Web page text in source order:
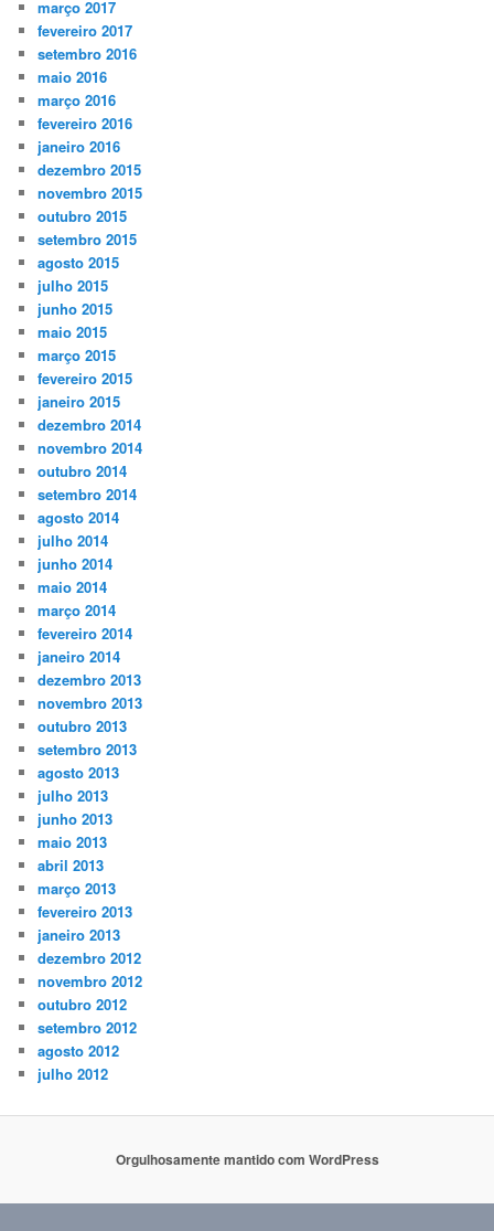
março 2017
fevereiro 2017
setembro 2016
maio 2016
março 2016
fevereiro 2016
janeiro 2016
dezembro 2015
novembro 2015
outubro 2015
setembro 2015
agosto 2015
julho 2015
junho 2015
maio 2015
março 2015
fevereiro 2015
janeiro 2015
dezembro 2014
novembro 2014
outubro 2014
setembro 2014
agosto 2014
julho 2014
junho 2014
maio 2014
março 2014
fevereiro 2014
janeiro 2014
dezembro 2013
novembro 2013
outubro 2013
setembro 2013
agosto 2013
julho 2013
junho 2013
maio 2013
abril 2013
março 2013
fevereiro 2013
janeiro 2013
dezembro 2012
novembro 2012
outubro 2012
setembro 2012
agosto 2012
julho 2012
Orgulhosamente mantido com WordPress